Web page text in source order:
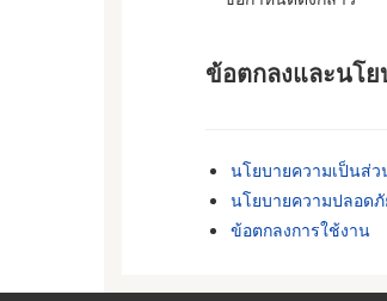
ข้อตกลงและนโ
นโยบายความเป็นส่ว
นโยบายความปลอดภั
ข้อตกลงการใช้งาน